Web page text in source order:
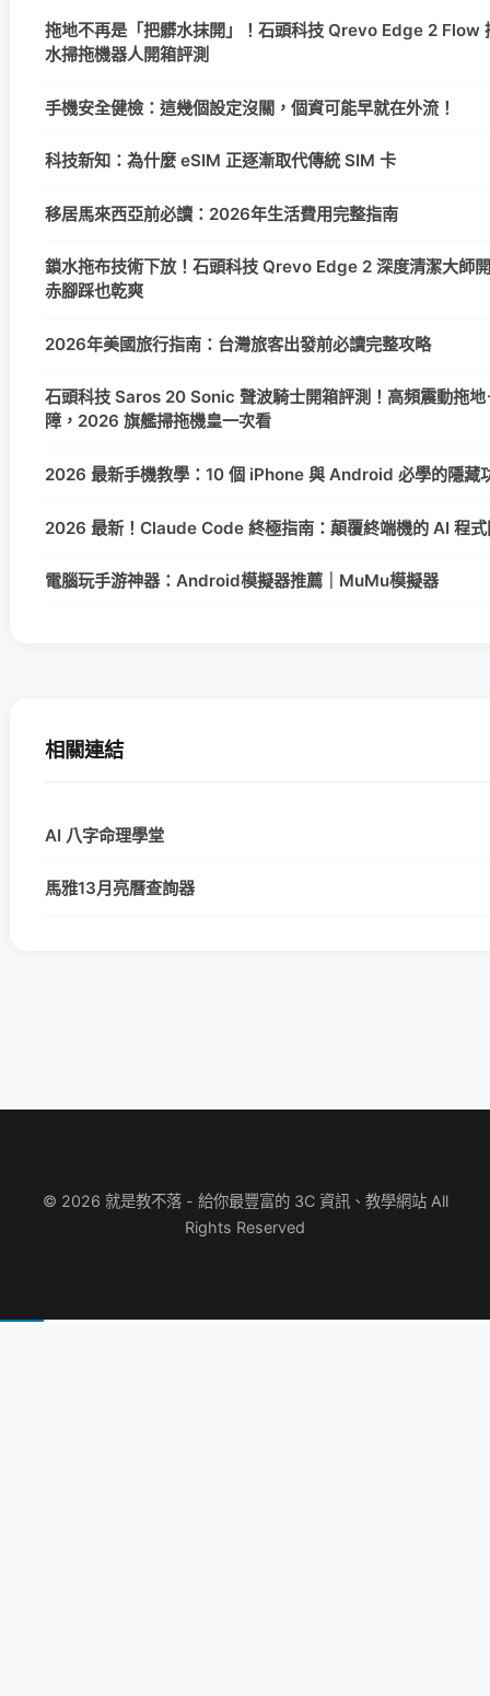
拖地不再是「把髒水抹開」！石頭科技 Qrevo Edge 2 Flow
水掃拖機器人開箱評測
手機安全健檢：這幾個設定沒關，個資可能早就在外流！
科技新知：為什麼 eSIM 正逐漸取代傳統 SIM 卡
移居馬來西亞前必讀：2026年生活費用完整指南
鎖水拖布技術下放！石頭科技 Qrevo Edge 2 深度清潔大師
赤腳踩也乾爽
2026年美國旅行指南：台灣旅客出發前必讀完整攻略
石頭科技 Saros 20 Sonic 聲波騎士開箱評測！高頻震動拖
障，2026 旗艦掃拖機皇一次看
2026 最新手機教學：10 個 iPhone 與 Android 必學的隱藏
2026 最新！Claude Code 終極指南：顛覆終端機的 AI 程式
電腦玩手游神器：Android模擬器推薦｜MuMu模擬器
相關連結
AI 八字命理學堂
馬雅13月亮曆查詢器
© 2026 就是教不落 - 給你最豐富的 3C 資訊、教學網站 All
Rights Reserved